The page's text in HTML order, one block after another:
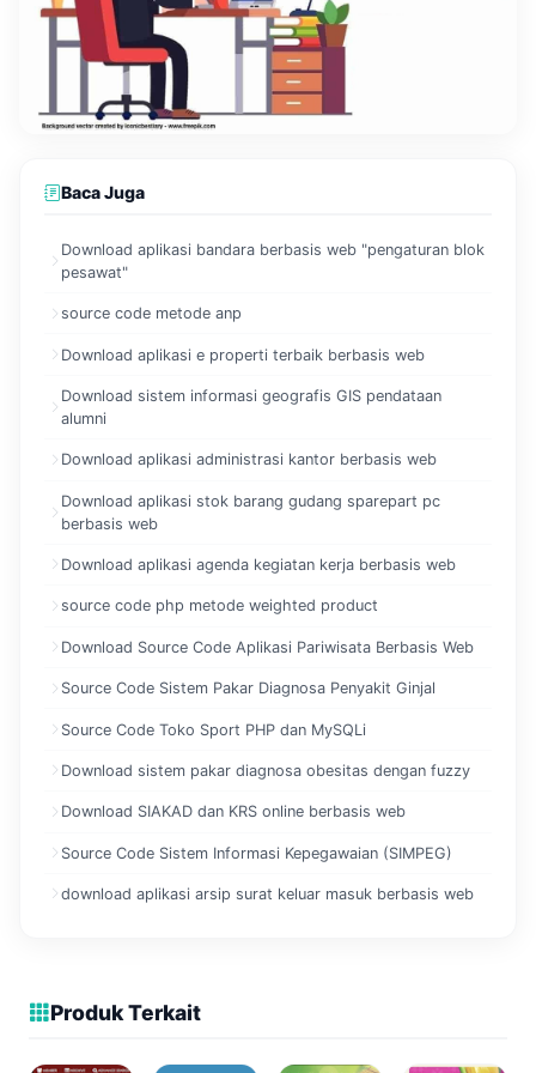
Baca Juga
Download aplikasi bandara berbasis web "pengaturan blok
pesawat"
source code metode anp
Download aplikasi e properti terbaik berbasis web
Download sistem informasi geografis GIS pendataan
alumni
Download aplikasi administrasi kantor berbasis web
Download aplikasi stok barang gudang sparepart pc
berbasis web
Download aplikasi agenda kegiatan kerja berbasis web
source code php metode weighted product
Download Source Code Aplikasi Pariwisata Berbasis Web
Source Code Sistem Pakar Diagnosa Penyakit Ginjal
Source Code Toko Sport PHP dan MySQLi
Download sistem pakar diagnosa obesitas dengan fuzzy
Download SIAKAD dan KRS online berbasis web
Source Code Sistem Informasi Kepegawaian (SIMPEG)
download aplikasi arsip surat keluar masuk berbasis web
Produk Terkait